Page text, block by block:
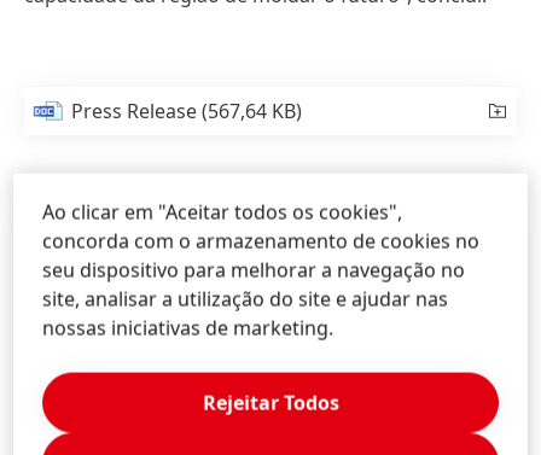
Press Release(567,64 KB)
Ao clicar em "Aceitar todos os cookies",
concorda com o armazenamento de cookies no
seu dispositivo para melhorar a navegação no
site, analisar a utilização do site e ajudar nas
nossas iniciativas de marketing.
Rejeitar Todos